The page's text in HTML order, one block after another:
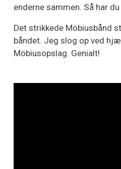
enderne sammen. Så har
Det strikkede Möbiusbånd
båndet. Jeg slog op ved
Möbiusopslag. Genialt!